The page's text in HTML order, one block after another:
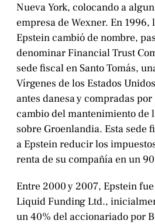
Nueva York, colocando a
empresa de Wexner. En 1996,
Epstein cambió de nombre,
denominar Financial Trust
sede fiscal en Santo Tomás,
Vírgenes de los Estados
antes danesa y compradas por
cambio del mantenimiento de
sobre Groenlandia. Esta sede
a Epstein reducir los
renta de su compañía en un
Entre 2000 y 2007, Epstein
Liquid Funding Ltd.,
un 40% del accionariado por